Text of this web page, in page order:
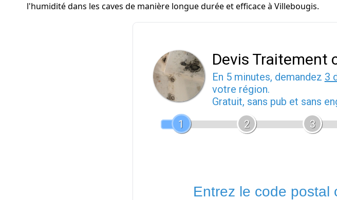
l'humidité dans les caves de manière longue durée et efficace à Villebougis.
Devis Traitement
En 5 minutes, demandez 3
votre région.
Gratuit, sans pub et sans
1
2 3
Entrez le code postal